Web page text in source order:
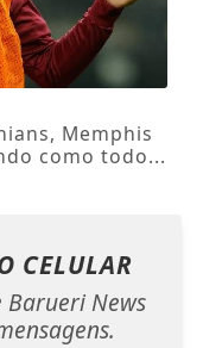
Memphis
como todo...
CELULAR
Barueri News